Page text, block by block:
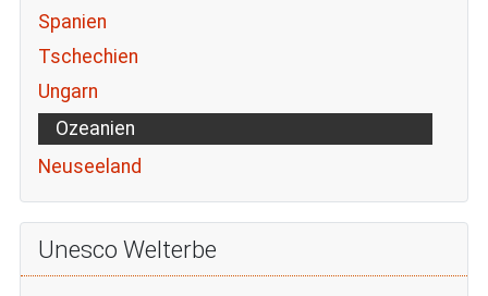
Spanien
Tschechien
Ungarn
Ozeanien
Neuseeland
Unesco Welterbe